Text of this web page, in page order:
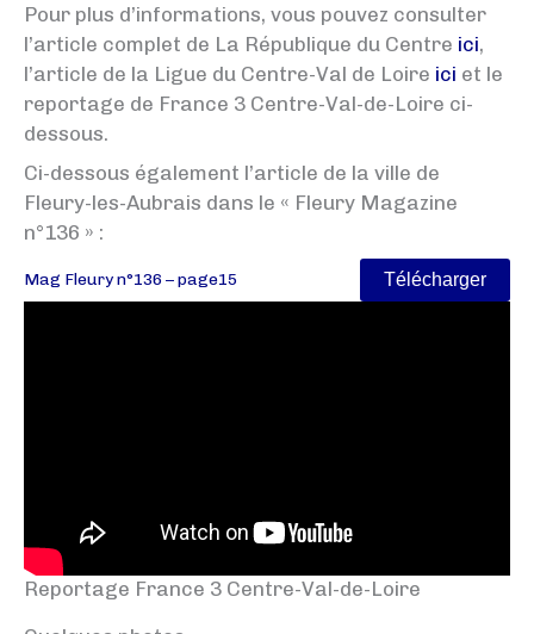
Pour plus d’informations, vous pouvez consulter
l’article complet de La République du Centre ici,
l’article de la Ligue du Centre-Val de Loire ici et le
reportage de France 3 Centre-Val-de-Loire ci-
dessous.
Ci-dessous également l’article de la ville de
Fleury-les-Aubrais dans le « Fleury Magazine
n°136 » :
Mag Fleury n°136 – page15 Télécharger
Reportage France 3 Centre-Val-de-Loire